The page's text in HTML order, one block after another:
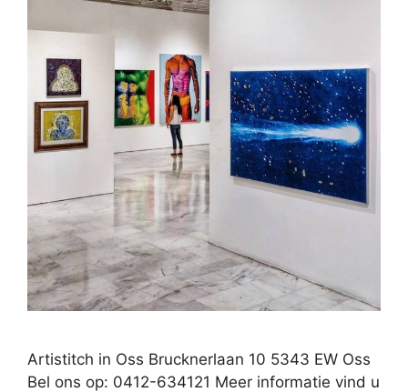
Artistitch in Oss Brucknerlaan 10 5343 EW Oss
Bel ons op: 0412-634121 Meer informatie vind u